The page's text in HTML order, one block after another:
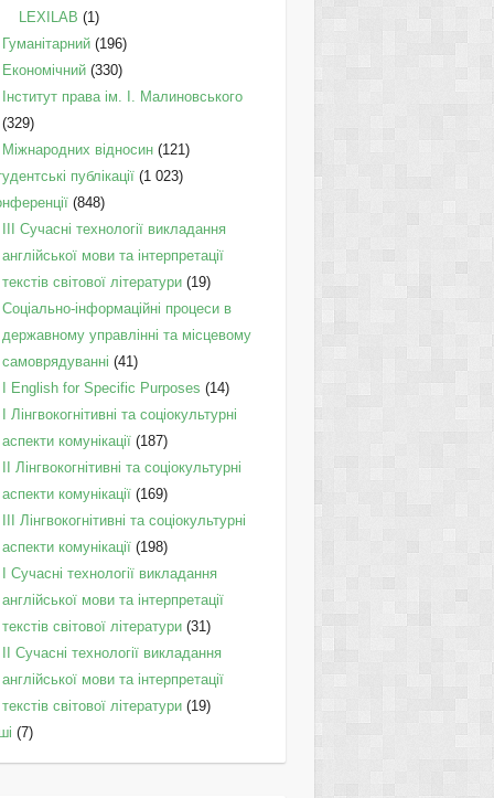
LEXILAB (1)
Гуманітарний(196)
Економічний(330)
Інститут права ім. І. Малиновського
(329)
Міжнародних відносин(121)
публікації(1 023)
(848)
III Сучасні технології викладання
англійської мови та інтерпретації
текстів світової літератури(19)
Соціально-інформаційні процеси в
державному управлінні та місцевому
самоврядуванні (41)
І English for Specific Purposes (14)
I Лінгвокогнітивні та соціокультурні
аспекти комунікації(187)
IІ Лінгвокогнітивні та соціокультурні
аспекти комунікації(169)
IІI Лінгвокогнітивні та соціокультурні
аспекти комунікації(198)
I Cучасні технології викладання
англійської мови та інтерпретації
текстів світової літератури(31)
II Cучасні технології викладання
англійської мови та інтерпретації
текстів світової літератури(19)
(7)